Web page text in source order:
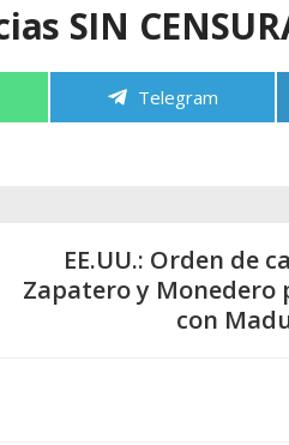
SIN
Compartir
Telegram
EE.UU.: Orden de
Zapatero y Monedero
con